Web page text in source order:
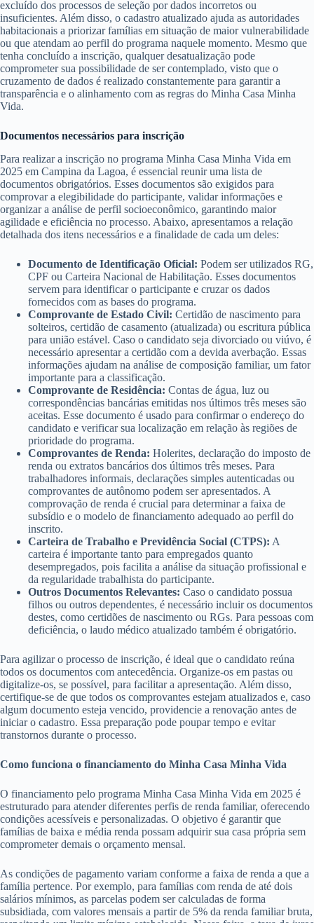
excluído dos processos de seleção por dados incorretos ou
insuficientes. Além disso, o cadastro atualizado ajuda as autoridades
habitacionais a priorizar famílias em situação de maior vulnerabilidade
ou que atendam ao perfil do programa naquele momento. Mesmo que
tenha concluído a inscrição, qualquer desatualização pode
comprometer sua possibilidade de ser contemplado, visto que o
cruzamento de dados é realizado constantemente para garantir a
transparência e o alinhamento com as regras do Minha Casa Minha
Vida.
Documentos necessários para inscrição
Para realizar a inscrição no programa Minha Casa Minha Vida em
2025 em Campina da Lagoa, é essencial reunir uma lista de
documentos obrigatórios. Esses documentos são exigidos para
comprovar a elegibilidade do participante, validar informações e
organizar a análise de perfil socioeconômico, garantindo maior
agilidade e eficiência no processo. Abaixo, apresentamos a relação
detalhada dos itens necessários e a finalidade de cada um deles:
Documento de Identificação Oficial: Podem ser utilizados RG,
CPF ou Carteira Nacional de Habilitação. Esses documentos
servem para identificar o participante e cruzar os dados
fornecidos com as bases do programa.
Comprovante de Estado Civil: Certidão de nascimento para
solteiros, certidão de casamento (atualizada) ou escritura pública
para união estável. Caso o candidato seja divorciado ou viúvo, é
necessário apresentar a certidão com a devida averbação. Essas
informações ajudam na análise de composição familiar, um fator
importante para a classificação.
Comprovante de Residência: Contas de água, luz ou
correspondências bancárias emitidas nos últimos três meses são
aceitas. Esse documento é usado para confirmar o endereço do
candidato e verificar sua localização em relação às regiões de
prioridade do programa.
Comprovantes de Renda: Holerites, declaração do imposto de
renda ou extratos bancários dos últimos três meses. Para
trabalhadores informais, declarações simples autenticadas ou
comprovantes de autônomo podem ser apresentados. A
comprovação de renda é crucial para determinar a faixa de
subsídio e o modelo de financiamento adequado ao perfil do
inscrito.
Carteira de Trabalho e Previdência Social (CTPS): A
carteira é importante tanto para empregados quanto
desempregados, pois facilita a análise da situação profissional e
da regularidade trabalhista do participante.
Outros Documentos Relevantes: Caso o candidato possua
filhos ou outros dependentes, é necessário incluir os documentos
destes, como certidões de nascimento ou RGs. Para pessoas com
deficiência, o laudo médico atualizado também é obrigatório.
Para agilizar o processo de inscrição, é ideal que o candidato reúna
todos os documentos com antecedência. Organize-os em pastas ou
digitalize-os, se possível, para facilitar a apresentação. Além disso,
certifique-se de que todos os comprovantes estejam atualizados e, caso
algum documento esteja vencido, providencie a renovação antes de
iniciar o cadastro. Essa preparação pode poupar tempo e evitar
transtornos durante o processo.
Como funciona o financiamento do Minha Casa Minha Vida
O financiamento pelo programa Minha Casa Minha Vida em 2025 é
estruturado para atender diferentes perfis de renda familiar, oferecendo
condições acessíveis e personalizadas. O objetivo é garantir que
famílias de baixa e média renda possam adquirir sua casa própria sem
comprometer demais o orçamento mensal.
As condições de pagamento variam conforme a faixa de renda a que a
família pertence. Por exemplo, para famílias com renda de até dois
salários mínimos, as parcelas podem ser calculadas de forma
subsidiada, com valores mensais a partir de 5% da renda familiar bruta,